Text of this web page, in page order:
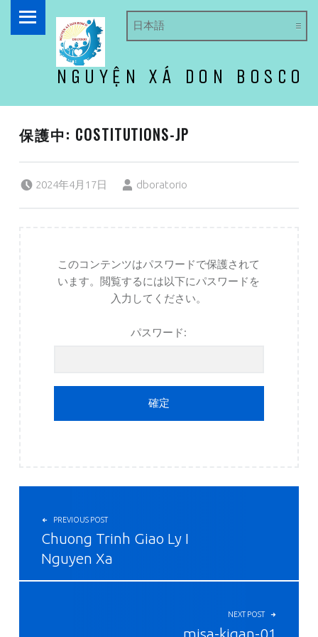
NGUYỆN XÁ DON BOSCO
保護中: COSTITUTIONS-JP
2024年4月17日 dboratorio
このコンテンツはパスワードで保護されて
います。閲覧するには以下にパスワードを
入力してください。
パスワード:
PREVIOUS POST
Chuong Trinh Giao Ly I
Nguyen Xa
NEXT POST
misa-kigan-01